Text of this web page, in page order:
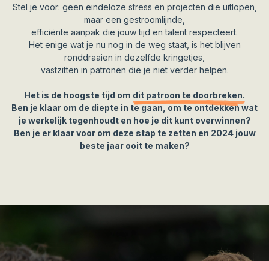
Stel je voor: geen eindeloze stress en projecten die uitlopen,
maar een gestroomlijnde,
efficiënte aanpak die jouw tijd en talent respecteert.
Het enige wat je nu nog in de weg staat, is het blijven
ronddraaien in dezelfde kringetjes,
vastzitten in patronen die je niet verder helpen.
Het is de hoogste tijd om dit patroon te doorbreken.
Ben je klaar om de diepte in te gaan, om te ontdekken wat
je werkelijk tegenhoudt en hoe je dit kunt overwinnen?
Ben je er klaar voor om deze stap te zetten en 2024 jouw
beste jaar ooit te maken?